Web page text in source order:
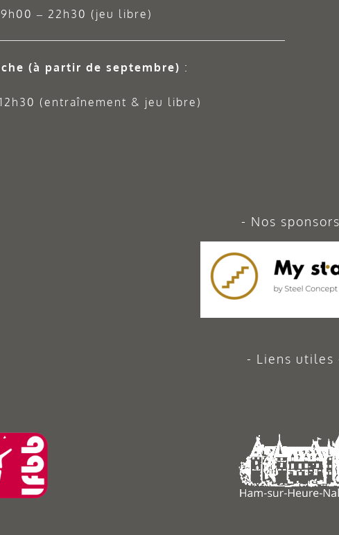
– 22h30 (jeu libre)
(à partir de septembre) :
(entraînement & jeu libre)
Nos sponsors
Liens utiles